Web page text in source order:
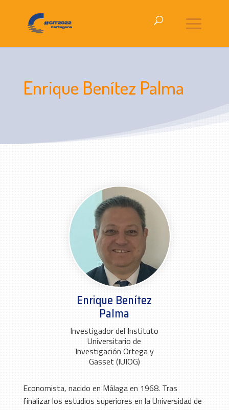
Enrique Benítez Palma
Enrique Benítez
Palma
Investigador del Instituto
Universitario de
Investigación Ortega y
Gasset (IUIOG)
Economista, nacido en Málaga en 1968. Tras
finalizar los estudios superiores en la Universidad de